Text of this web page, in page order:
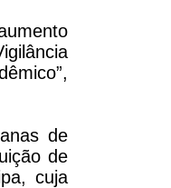
de
de
cuja